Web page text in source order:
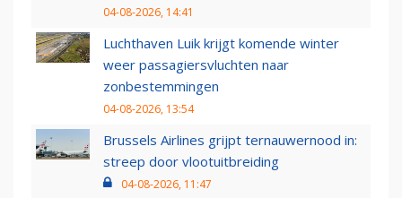
04-08-2026, 14:41
Luchthaven Luik krijgt komende winter
weer passagiersvluchten naar
zonbestemmingen
04-08-2026, 13:54
Brussels Airlines grijpt ternauwernood in:
streep door vlootuitbreiding
04-08-2026, 11:47